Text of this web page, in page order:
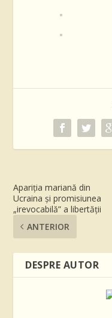
Apariția mariană din
Ucraina și promisiunea
„irevocabilă” a libertății
ANTERIOR
DESPRE AUTOR